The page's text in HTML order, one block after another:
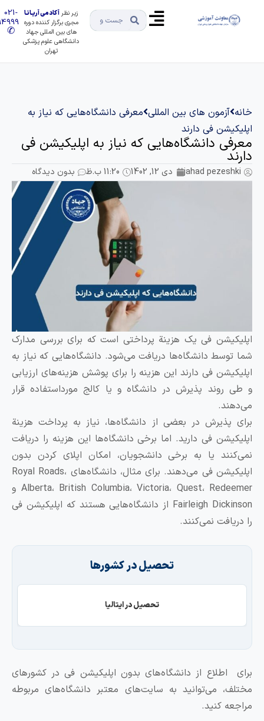
زیر نظرآکادمی آریـانـا
مجری برگزار کننده دوره
های بین المللی جهاد
دانشگاهی علوم پزشکی
021-
91494999
✆
آزمون های بین المللی معرفی دانشگاه‌هایی که نیاز به
فی دارند
دانشگاه‌هایی که نیاز به اپلیکیشن فی
jahad pezeshki دی 12, 1402 11:20 ب.ظ بدون دیدگاه
فی یک هزینة پرداختی است که برای بررسی مدارک
توسط دانشگاه‌ها دریافت می‌شود. دانشگاه‌هایی که نیاز به
فی دارند این هزینه را برای پوشش هزینه‌های ارزیابی
طی روند پذیرش در دانشگاه و یا کالج مورداستفاده قرار
پذیرش در بعضی از دانشگاه‌ها، نیاز به پرداخت هزینة
فی دارید. اما برخی دانشگاه‌ها این هزینه را دریافت
یا به برخی دانشجویان، امکان اپلای کردن بدون
اپلیکیشن فی می‌دهند. برای مثال، دانشگاه‌های Royal Roads،
Alberta، British Columbia، Victoria، Quest، Redeemer و
Fairleigh Dickinson از دانشگاه‌هایی هستند که اپلیکیشن فی
دریافت نمی‌کنند.
تحصیل در کشورها
تحصیل در ایتالیا
اطلاع از دانشگاه‌های بدون اپلیکیشن فی در کشورهای
می‌توانید به سایت‌های معتبر دانشگاه‌های مربوطه
کنید.